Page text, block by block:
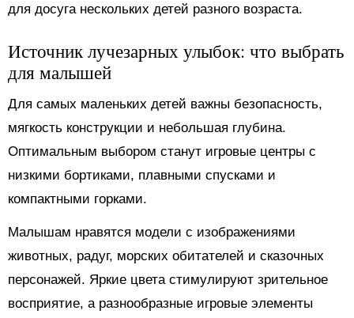
для досуга нескольких детей разного возраста.
Источник лучезарных улыбок: что выбрать
для малышей
Для самых маленьких детей важны безопасность,
мягкость конструкции и небольшая глубина.
Оптимальным выбором станут игровые центры с
низкими бортиками, плавными спусками и
компактными горками.
Малышам нравятся модели с изображениями
животных, радуг, морских обитателей и сказочных
персонажей. Яркие цвета стимулируют зрительное
восприятие, а разнообразные игровые элементы